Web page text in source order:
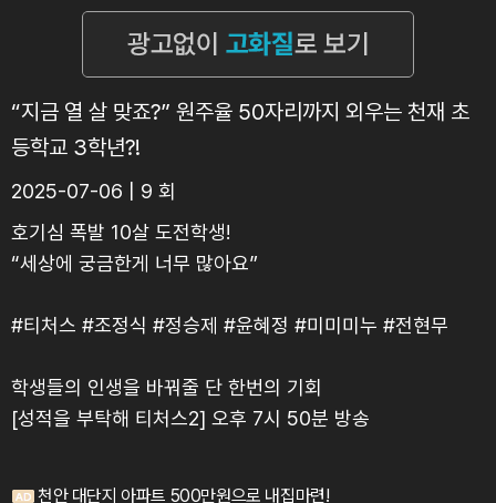
“지금 열 살 맞죠?” 원주율 50자리까지 외우는 천재 초
등학교 3학년?!
2025-07-06 | 9 회
호기심 폭발 10살 도전학생!
“세상에 궁금한게 너무 많아요”
#티처스 #조정식 #정승제 #윤혜정 #미미미누 #전현무
학생들의 인생을 바꿔줄 단 한번의 기회
[성적을 부탁해 티처스2] 오후 7시 50분 방송